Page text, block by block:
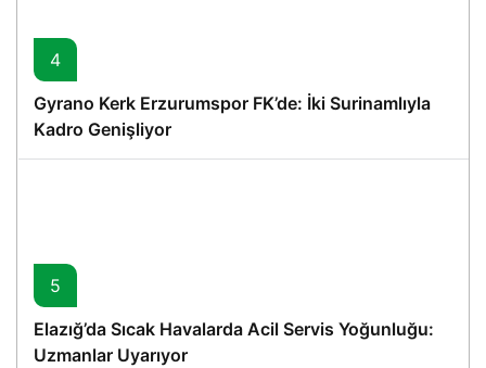
4
Gyrano Kerk Erzurumspor FK’de: İki Surinamlıyla
Kadro Genişliyor
5
Elazığ’da Sıcak Havalarda Acil Servis Yoğunluğu:
Uzmanlar Uyarıyor